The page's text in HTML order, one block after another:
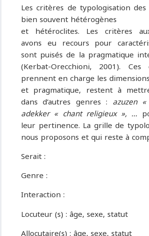
Les critères de typologisation
bien souvent hétérogènes
et hétéroclites. Les critères
avons eu recours pour
sont puisés de la pragmatique
(Kerbat-Orecchioni, 2001).
prennent en charge les
et pragmatique, restent à
dans d’autres genres : azuzen
adekker « chant religieux », ...
leur pertinence. La grille de
nous proposons et qui reste à
Serait :
Genre :
Interaction :
Locuteur (s) : âge, sexe, statut